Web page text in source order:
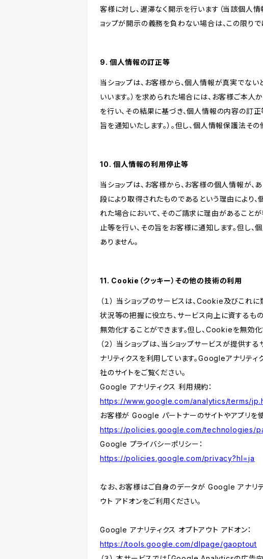
客様に対し、遅滞なく開示を行います（当該個人
ョップが開示の義務を負わない場合は、この限りで
9. 個人情報の訂正等
当ショップは、お客様から、個人情報が真実でな
いいます。）を求められた場合には、お客様ご本
を行い、その結果に基づき、個人情報の内容の訂
旨を通知いたします。）。但し、個人情報保護法そ
10. 個人情報の利用停止等
当ショップは、お客様から、お客様の個人情報が
段により取得されたものであるという理由により
れた場合において、そのご請求に理由があること
止等を行い、その旨をお客様に通知します。但し
ありません。
11. Cookie（クッキー）その他の技術の利用
（１） 当ショップのサービスは、Cookie及びこれ
状況等の把握に役立ち、サービス向上に資するも
無効化することができます。但し、Cookieを無効
（２） 当ショップは、当ショップサービスが提
ナリティクスを利用しています。Googleアナリテ
社のサイトをご覧ください。
Google アナリティクス 利用規約：
https://www.google.com/analytics/terms/
お客様が Google パートナーのサイトやアプリを
https://policies.google.com/technologies/
Google プライバシーポリシー：
https://policies.google.com/privacy?hl=ja
なお、お客様はご自身のデータが Google アナリ
ウト アドオンをご利用ください。
Google アナリティクス オプトアウト アドオン：
https://tools.google.com/dlpage/gaoptout